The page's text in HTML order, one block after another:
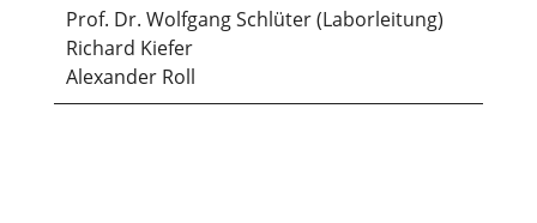
Prof. Dr. Wolfgang Schlüter (Laborleitung)
Richard Kiefer
Alexander Roll